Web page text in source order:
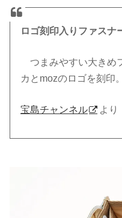
ロゴ刻印入りファスナ
つまみやすい大きめ
カと mozのロゴを刻印。
宝島チャンネル より